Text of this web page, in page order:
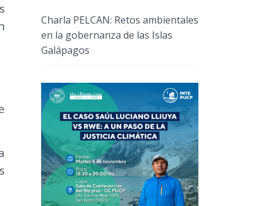
Charla PELCAN: Retos ambientales
en la gobernanza de las Islas
Galápagos